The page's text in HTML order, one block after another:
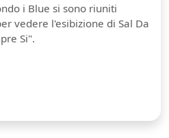
i Blue si sono riuniti
vedere l'esibizione di Sal Da
Si".